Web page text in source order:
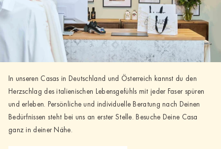
In unseren Casas in Deutschland und Österreich kannst du den
Herzschlag des italienischen Lebensgefühls mit jeder Faser spüren
und erleben. Persönliche und individuelle Beratung nach Deinen
Bedürfnissen steht bei uns an erster Stelle. Besuche Deine Casa
ganz in deiner Nähe.